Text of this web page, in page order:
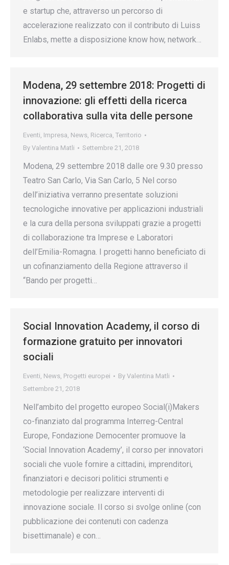
e startup che, attraverso un percorso di
accelerazione realizzato con il contributo di Luiss
Enlabs, mette a disposizione know how, network…
Modena, 29 settembre 2018: Progetti di
innovazione: gli effetti della ricerca
collaborativa sulla vita delle persone
Eventi, Impresa, News, Ricerca, Territorio
By Valentina Matli Settembre 21, 2018
Modena, 29 settembre 2018 dalle ore 9.30 presso
Teatro San Carlo, Via San Carlo, 5 Nel corso
dell’iniziativa verranno presentate soluzioni
tecnologiche innovative per applicazioni industriali
e la cura della persona sviluppati grazie a progetti
di collaborazione tra Imprese e Laboratori
dell’Emilia-Romagna. I progetti hanno beneficiato di
un cofinanziamento della Regione attraverso il
“Bando per progetti…
Social Innovation Academy, il corso di
formazione gratuito per innovatori
sociali
Eventi, News, Progetti europei By Valentina Matli
Settembre 21, 2018
Nell’ambito del progetto europeo Social(i)Makers
co-finanziato dal programma Interreg-Central
Europe, Fondazione Democenter promuove la
‘Social Innovation Academy’, il corso per innovatori
sociali che vuole fornire a cittadini, imprenditori,
finanziatori e decisori politici strumenti e
metodologie per realizzare interventi di
innovazione sociale. Il corso si svolge online (con
pubblicazione dei contenuti con cadenza
bisettimanale) e con…